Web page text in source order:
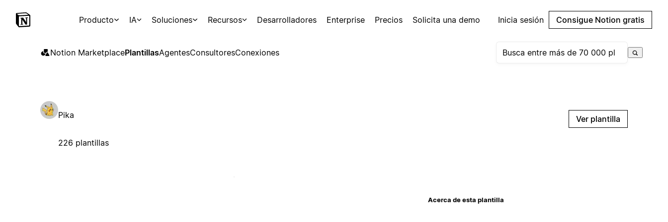
Producto IA Soluciones Recursos Desarrolladores Enterprise Precios Solicita una demo Inicia sesión Consigue Notion gratis
Notion MarketplacePlantillasAgentesConsultoresConexiones
Pika
226 plantillas
Ver plantilla
Acerca de esta plantilla